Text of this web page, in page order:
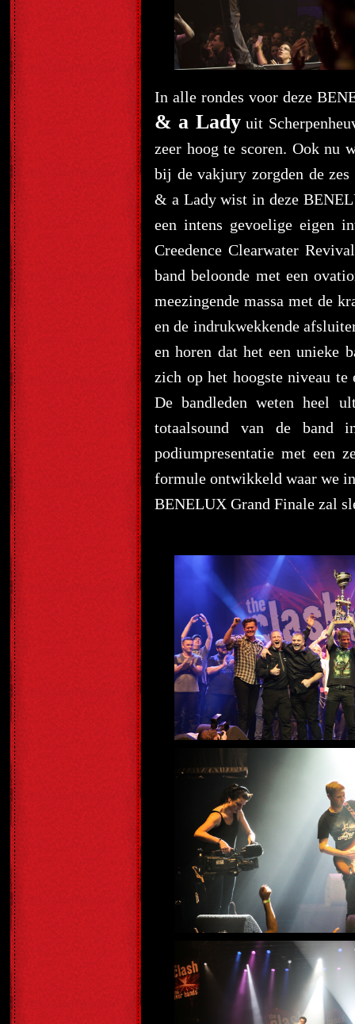
In alle rondes voor deze
& a Ladyuit
zeer hoog te scoren. Ook nu
bij de vakjury zorgden de zes
& a Lady wist in deze
een intens gevoelige eigen
Creedence Clearwater
band beloonde met een
meezingende massa met de
en de indrukwekkende
en horen dat het een unieke
zich op het hoogste niveau
De bandleden weten heel
totaalsound van de band
podiumpresentatie met een
formule ontwikkeld waar we
BENELUX Grand Finale zal